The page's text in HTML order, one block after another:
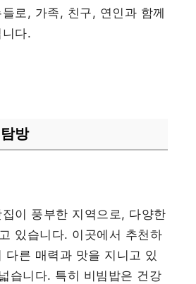
로, 가족, 친구, 연인과 함께
다.
방
이 풍부한 지역으로, 다양한
있습니다. 이곳에서 추천하
다른 매력과 맛을 지니고 있
습니다. 특히 비빔밥은 건강